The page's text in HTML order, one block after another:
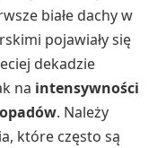
białe dachy w
pojawiały się
dekadzie
na intensywności
. Należy
które często są